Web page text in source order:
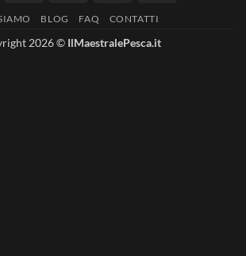
BLOG FAQ CONTATTI
2026 © IlMaestralePesca.it